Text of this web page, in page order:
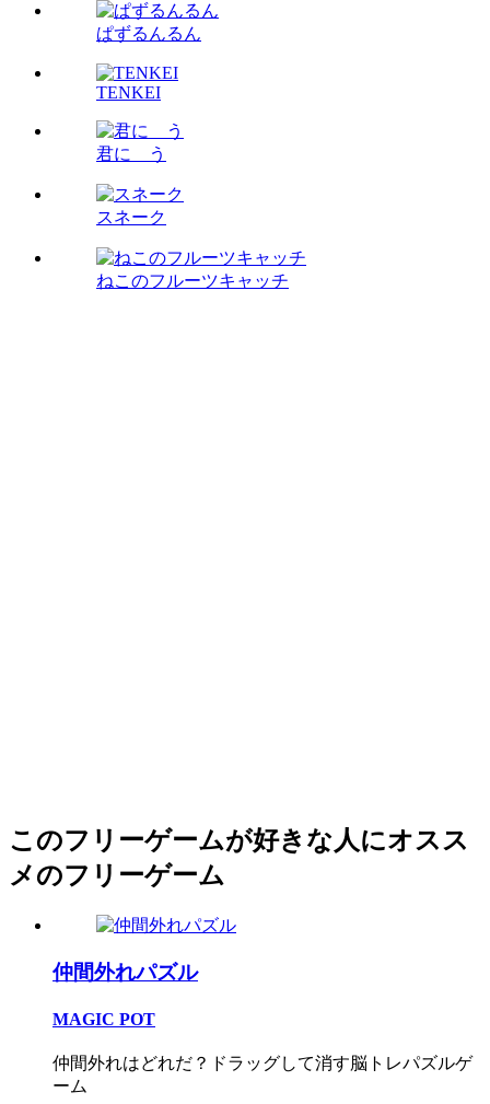
ぱずるんるん
TENKEI
君に う
スネーク
ねこのフルーツキャッチ
このフリーゲームが好きな人にオスス
メのフリーゲーム
仲間外れパズル
MAGIC POT
仲間外れはどれだ？ドラッグして消す脳トレパズルゲ
ーム